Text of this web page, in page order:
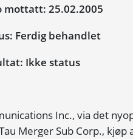
mottatt: 25.02.2005
Ferdig behandlet
Ikke status
Inc., via det
Merger Sub Corp., kjøp